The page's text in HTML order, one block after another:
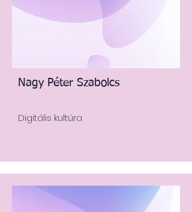
Nagy Péter Szabolcs
Digitális kultúra